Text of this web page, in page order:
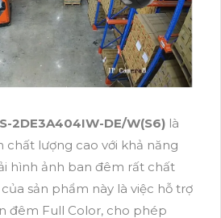
2DE3A404IW-DE/W(S6) là
chất lượng cao với khả năng
hình ảnh ban đêm rất chất
sản phẩm này là việc hỗ trợ
đêm Full Color, cho phép